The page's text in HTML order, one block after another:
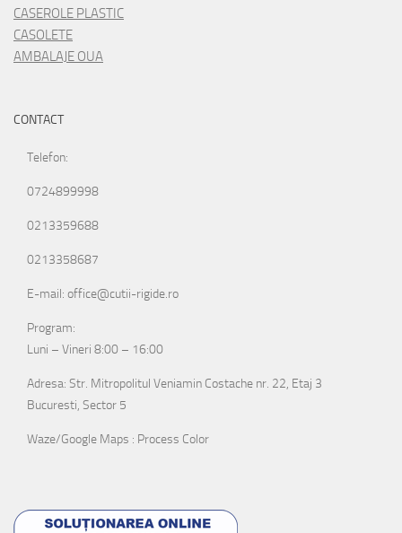
CASEROLE PLASTIC
CASOLETE
AMBALAJE OUA
CONTACT
Telefon:
0724899998
0213359688
0213358687
E-mail: office@cutii-rigide.ro
Program:
Luni – Vineri 8:00 – 16:00
Adresa: Str. Mitropolitul Veniamin Costache nr. 22, Etaj 3
Bucuresti, Sector 5
Waze/Google Maps : Process Color